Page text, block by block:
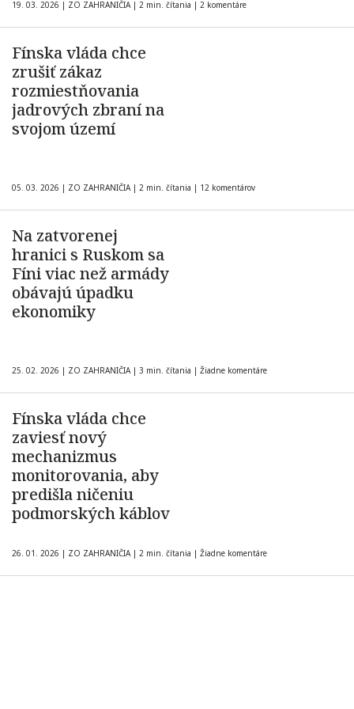
19. 03. 2026 | ZO ZAHRANIČIA | 2 min. čítania | 2 komentáre
Fínska vláda chce
zrušiť zákaz
rozmiestňovania
jadrových zbraní na
svojom území
05. 03. 2026 | ZO ZAHRANIČIA | 2 min. čítania | 12 komentárov
Na zatvorenej
hranici s Ruskom sa
Fíni viac než armády
obávajú úpadku
ekonomiky
25. 02. 2026 | ZO ZAHRANIČIA | 3 min. čítania | Žiadne komentáre
Fínska vláda chce
zaviesť nový
mechanizmus
monitorovania, aby
predišla ničeniu
podmorských káblov
26. 01. 2026 | ZO ZAHRANIČIA | 2 min. čítania | Žiadne komentáre